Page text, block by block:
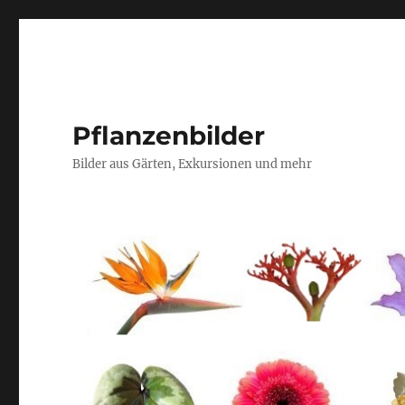
Pflanzenbilder
Bilder aus Gärten, Exkursionen und mehr